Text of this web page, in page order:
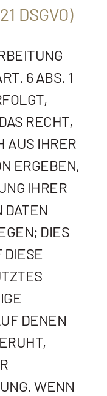
DSGVO)
6 ABS. 1
RECHT,
AUS IHRER
ERGEBEN,
IHRER
DATEN
DIES
DIESE
DENEN
WENN